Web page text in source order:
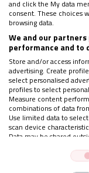
and click the My data
consent. These choices
browsing data.
We and our
performance and to
Store and/or access
advertising. Create
select personalised
profiles to select
Measure content
combinations of data
Use limited data to
scan device
Data may be shared
Your consent and the
View Partner List (1